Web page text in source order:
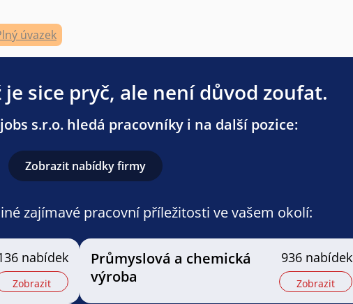
úvazek
sice pryč, ale není důvod zoufat.
s.r.o. hledá pracovníky i na další pozice:
Zobrazit nabídky firmy
zajímavé pracovní příležitosti ve vašem okolí:
nabídek
Zobrazit
Průmyslová a chemická
výroba
936 nabídek
Zobrazit